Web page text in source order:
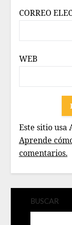
CORREO
WEB
Este sitio usa
Aprende
comentarios.
BUSCAR